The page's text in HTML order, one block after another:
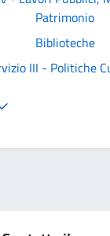
Patrimonio
Biblioteche
III - Politiche